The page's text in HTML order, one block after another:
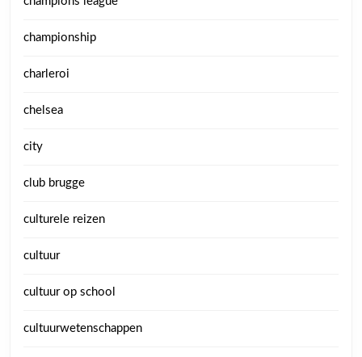
championship
charleroi
chelsea
city
club brugge
culturele reizen
cultuur
cultuur op school
cultuurwetenschappen